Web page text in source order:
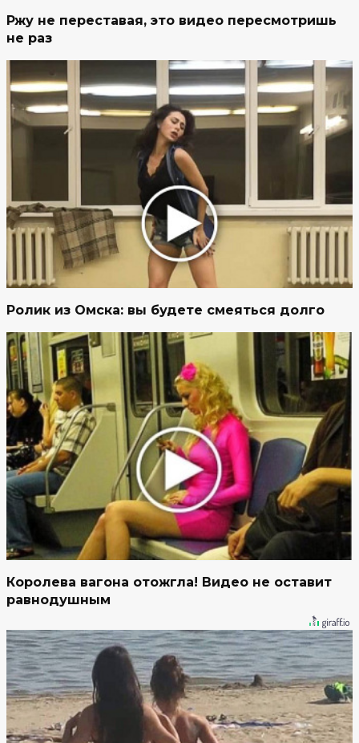
Ржу не переставая, это видео пересмотришь
не раз
Ролик из Омска: вы будете смеяться долго
Королева вагона отожгла! Видео не оставит
равнодушным